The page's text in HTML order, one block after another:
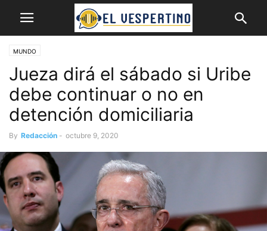
MUNDO
Jueza dirá el sábado si Uribe
debe continuar o no en
detención domiciliaria
By Redacción - octubre 9, 2020